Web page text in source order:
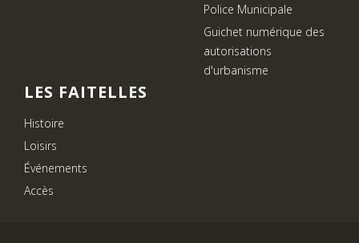
Police Municipale
Guichet numérique des
autorisations
d'urbanisme
LES FAITELLES
Histoire
Loisirs
Événements
Accès